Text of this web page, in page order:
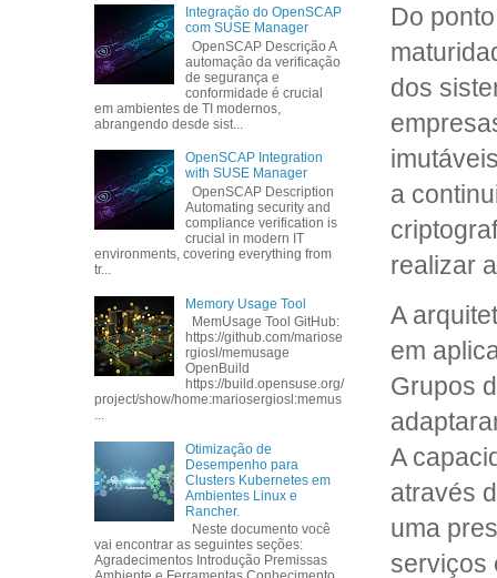
Do
dos
a
realizar
A
em
Grupos
A
através
uma
serviços
Integração do OpenSCAP
com SUSE Manager
OpenSCAP Descrição A
automação da verificação
de segurança e
conformidade é crucial
em ambientes de TI modernos,
abrangendo desde sist...
OpenSCAP Integration
with SUSE Manager
OpenSCAP Description
Automating security and
compliance verification is
crucial in modern IT
environments, covering everything from
tr...
Memory Usage Tool
MemUsage Tool GitHub:
https://github.com/mariose
rgiosl/memusage
OpenBuild
https://build.opensuse.org/
project/show/home:mariosergiosl:memus
...
Otimização de
Desempenho para
Clusters Kubernetes em
Ambientes Linux e
Rancher.
Neste documento você
vai encontrar as seguintes seções:
Agradecimentos Introdução Premissas